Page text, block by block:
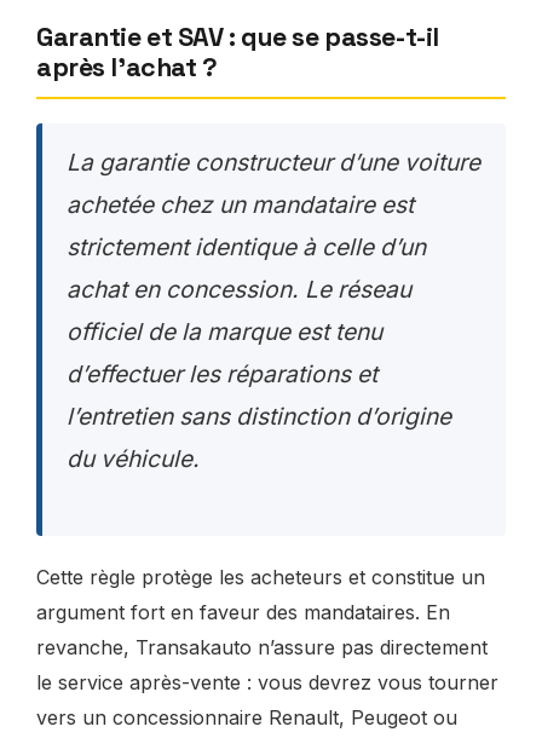
Garantie et SAV : que se passe-t-il
après l’achat ?
La garantie constructeur d’une voiture
achetée chez un mandataire est
strictement identique à celle d’un
achat en concession. Le réseau
officiel de la marque est tenu
d’effectuer les réparations et
l’entretien sans distinction d’origine
du véhicule.
Cette règle protège les acheteurs et constitue un
argument fort en faveur des mandataires. En
revanche, Transakauto n’assure pas directement
le service après-vente : vous devrez vous tourner
vers un concessionnaire Renault, Peugeot ou